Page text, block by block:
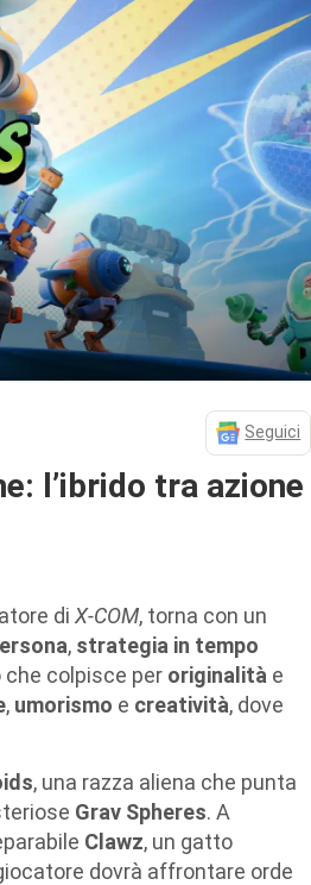
Seguici
l’ibrido tra azione
di X-COM, torna con un
, strategia in tempo
che colpisce per originalità e
, umorismo e creatività, dove
, una razza aliena che punta
Grav Spheres. A
Clawz, un gatto
dovrà affrontare orde